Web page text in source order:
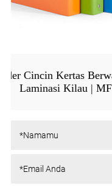
Binder Cincin
cincin yang